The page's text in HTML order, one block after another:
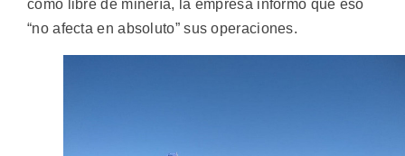
como libre de minería, la empresa informó que eso
“no afecta en absoluto” sus operaciones.